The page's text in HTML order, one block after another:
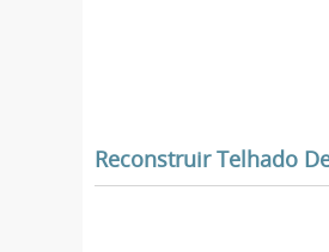
Reconstruir Telhado